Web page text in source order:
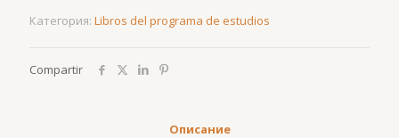
Категория: Libros del programa de estudios
Compartir
Описание